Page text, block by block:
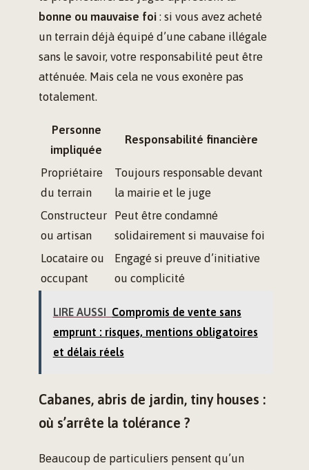
bonne ou mauvaise foi : si vous avez acheté
un terrain déjà équipé d’une cabane illégale
sans le savoir, votre responsabilité peut être
atténuée. Mais cela ne vous exonère pas
totalement.
Personne
impliquée
Responsabilité financière
Propriétaire
du terrain
Toujours responsable devant
la mairie et le juge
Constructeur
ou artisan
Peut être condamné
solidairement si mauvaise foi
Locataire ou
occupant
Engagé si preuve d’initiative
ou complicité
LIRE AUSSI Compromis de vente sans
emprunt : risques, mentions obligatoires
et délais réels
Cabanes, abris de jardin, tiny houses :
où s’arrête la tolérance ?
Beaucoup de particuliers pensent qu’un